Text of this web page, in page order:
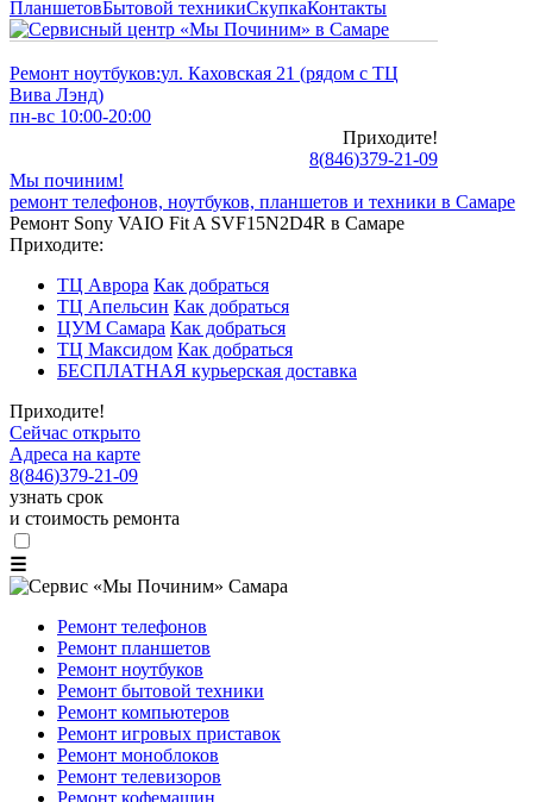
ПланшетовБытовой техникиСкупкаКонтакты
Ремонт ноутбуков:ул. Каховская 21 (рядом с ТЦ
Вива Лэнд)
пн-вс 10:00-20:00
Приходите!
8(846)379-21-09
Мы починим!
ремонт телефонов, ноутбуков, планшетов и техники в Самаре
Ремонт Sony VAIO Fit A SVF15N2D4R в Самаре
Приходите:
ТЦ Аврора Как добраться
ТЦ Апельсин Как добраться
ЦУМ Самара Как добраться
ТЦ Максидом Как добраться
БЕСПЛАТНАЯ курьерская доставка
Приходите!
Сейчас открыто
Адреса на карте
8(846)379-21-09
узнать срок
и стоимость ремонта
☰
Ремонт телефонов
Ремонт планшетов
Ремонт ноутбуков
Ремонт бытовой техники
Ремонт компьютеров
Ремонт игровых приставок
Ремонт моноблоков
Ремонт телевизоров
Ремонт кофемашин